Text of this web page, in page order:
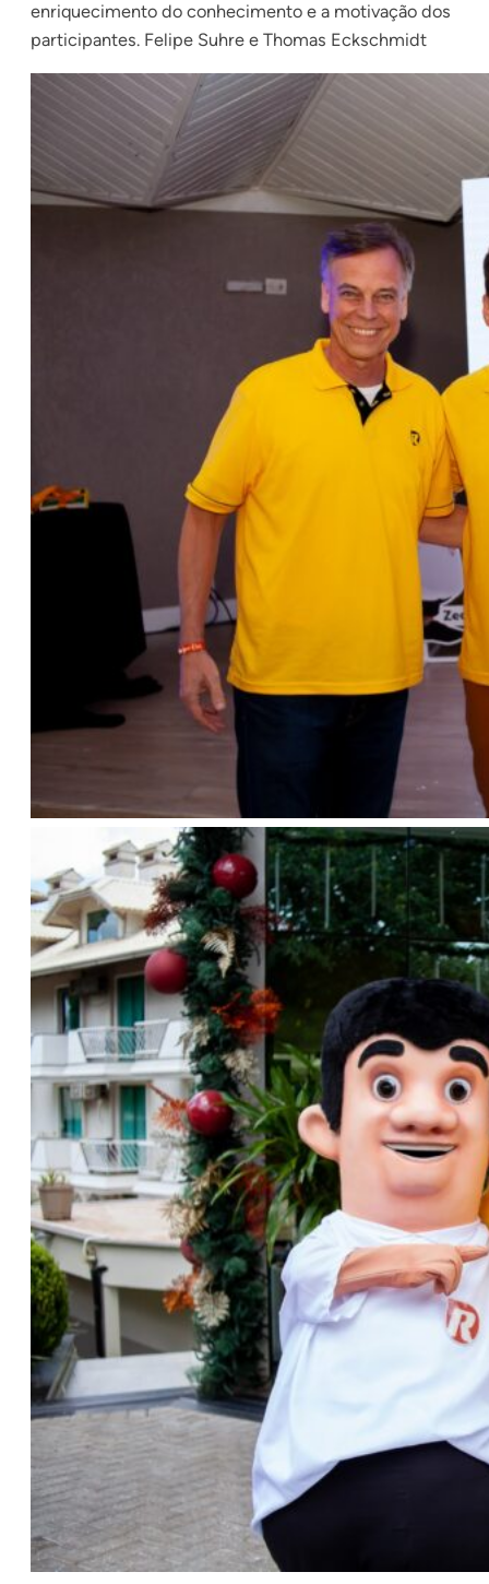
enriquecimento do conhecimento e a motivação dos
participantes. Felipe Suhre e Thomas Eckschmidt